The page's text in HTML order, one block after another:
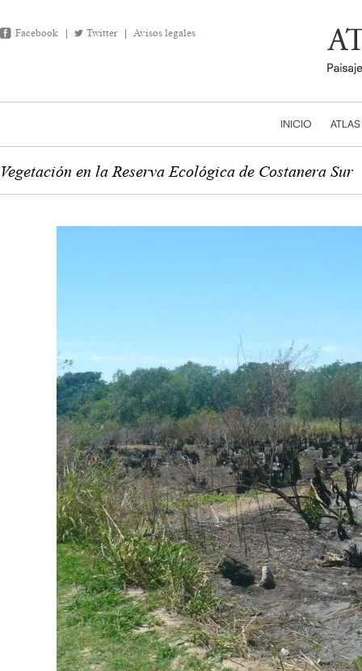
Facebook Twitter Avisos legales
INICIO ATLAS
Vegetación en la Reserva Ecológica de Costanera Sur